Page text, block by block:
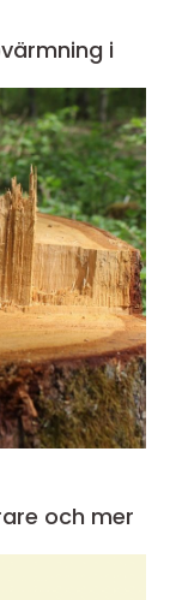
i
och mer